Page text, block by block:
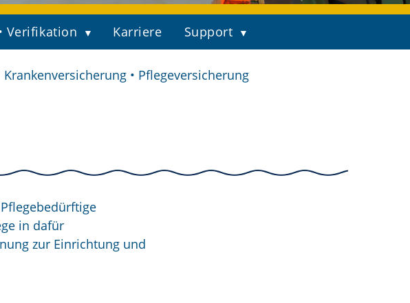
Verifikation Karriere Support
Krankenversicherung • Pflegeversicherung
in dafür
zur Einrichtung und